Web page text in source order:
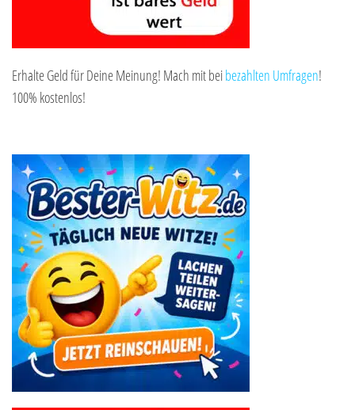
Erhalte Geld für Deine Meinung! Mach mit beibezahlten Umfragen!
100% kostenlos!